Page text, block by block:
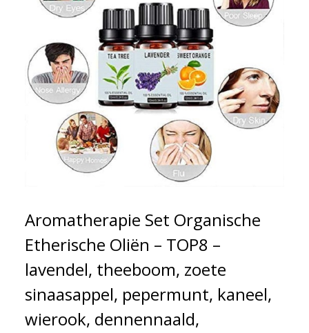
Aromatherapie Set Organische
Etherische Oliën – TOP8 –
lavendel, theeboom, zoete
sinaasappel, pepermunt, kaneel,
wierook, dennennaald,